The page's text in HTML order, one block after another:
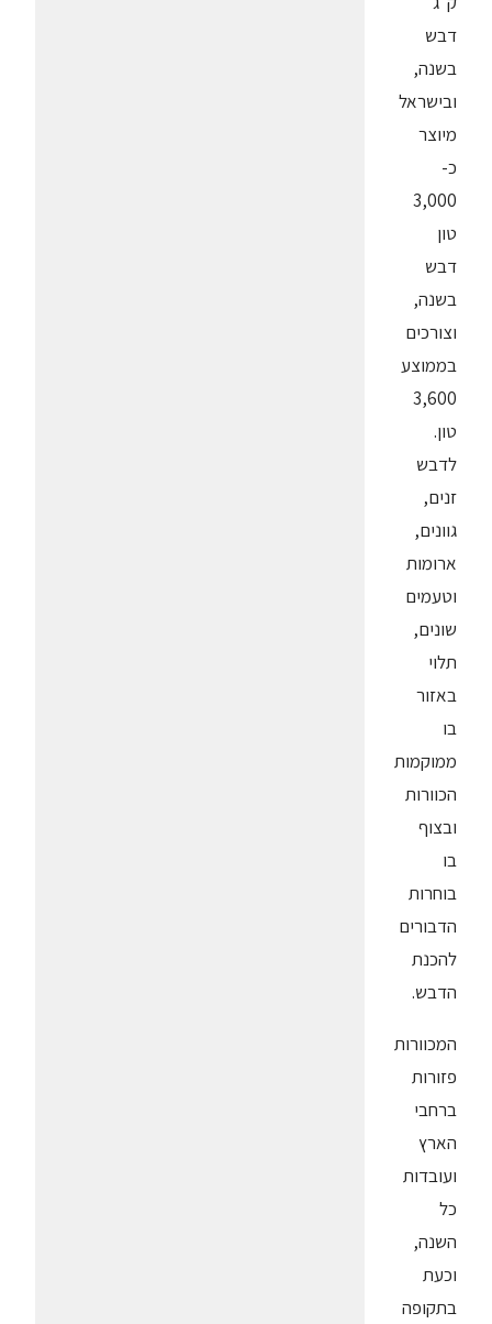
דבש
בשנה,
ובישראל
מיוצר
כ-
3,000
טון
דבש
בשנה,
וצורכים
בממוצע
3,600
טון.
לדבש
זנים,
גוונים,
ארומות
וטעמים
שונים,
תלוי
באזור
בו
ממוקמות
הכוורות
ובצוף
בו
בוחרות
הדבורים
להכנת
הדבש.
המכוורות
פזורות
ברחבי
הארץ
ועובדות
כל
השנה,
וכעת
בתקופה